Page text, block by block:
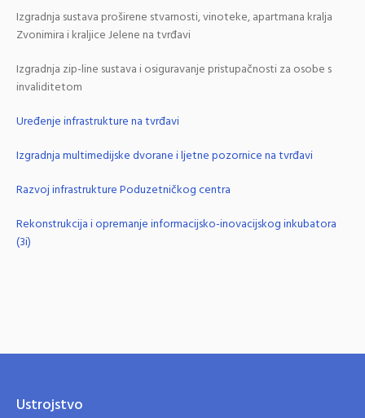
Izgradnja sustava proširene stvarnosti, vinoteke, apartmana kralja
Zvonimira i kraljice Jelene na tvrđavi
Izgradnja zip-line sustava i osiguravanje pristupačnosti za osobe s
invaliditetom
Uređenje infrastrukture na tvrđavi
Izgradnja multimedijske dvorane i ljetne pozornice na tvrđavi
Razvoj infrastrukture Poduzetničkog centra
Rekonstrukcija i opremanje informacijsko-inovacijskog inkubatora
(3i)
Ustrojstvo